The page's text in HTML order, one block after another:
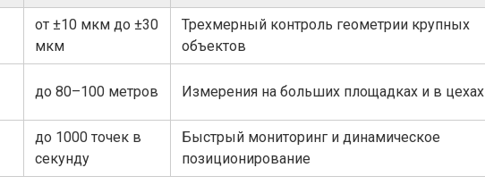
от ±10 мкм до ±30
мкм
Трехмерный контроль геометрии крупных
объектов
до 80–100 метров Измерения на больших площадках и в цехах
до 1000 точек в
секунду
Быстрый мониторинг и динамическое
позиционирование